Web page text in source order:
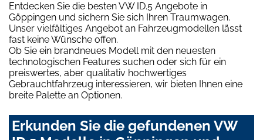
Entdecken Sie die besten VW ID.5 Angebote in
Göppingen und sichern Sie sich Ihren Traumwagen.
Unser vielfältiges Angebot an Fahrzeugmodellen lässt
fast keine Wünsche offen.
Ob Sie ein brandneues Modell mit den neuesten
technologischen Features suchen oder sich für ein
preiswertes, aber qualitativ hochwertiges
Gebrauchtfahrzeug interessieren, wir bieten Ihnen eine
breite Palette an Optionen.
Erkunden Sie die gefundenen VW